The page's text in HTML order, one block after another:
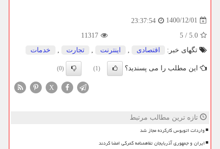
1400/12/01
23:37:54
5.0
/
5
11317
تگهای خبر:
اقتصادی اینترنت تجارت خدمات
این مطلب را می پسندید؟ (1)
(0)
X
تازه ترین مطالب مرتبط
واردات اتوبوس کارکرده مجاز شد
ایران و جمهوری آذربایجان تفاهمنامه گمرکی امضا کردند